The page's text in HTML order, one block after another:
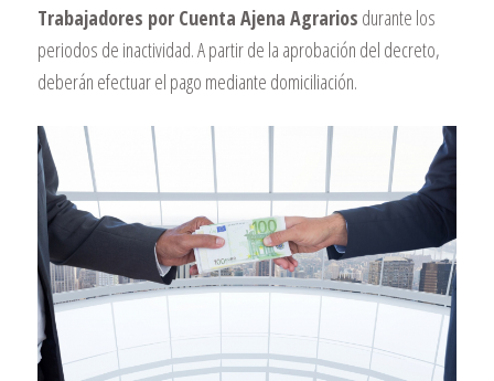
Trabajadores por Cuenta Ajena Agrarios durante los
periodos de inactividad. A partir de la aprobación del decreto,
deberán efectuar el pago mediante domiciliación.